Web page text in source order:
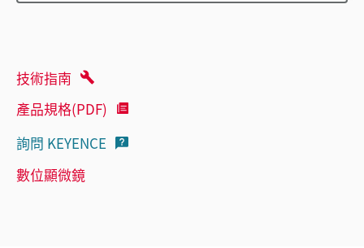
技術指南
產品規格(PDF)
詢問 KEYENCE
數位顯微鏡